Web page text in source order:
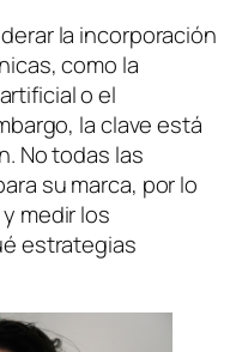
la incorporación
como la
o el
la clave está
No todas las
su marca, por lo
medir los
estrategias